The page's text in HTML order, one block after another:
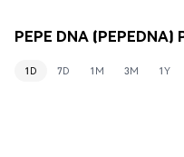
PEPE DNA
1D 7D 1M 3M 1Y